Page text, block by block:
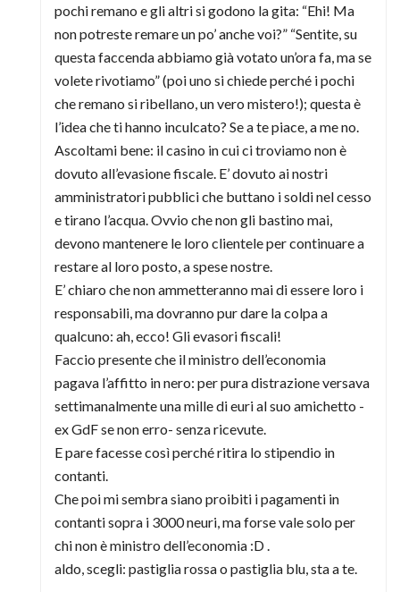
pochi remano e gli altri si godono la gita: “Ehi! Ma
non potreste remare un po’ anche voi?” “Sentite, su
questa faccenda abbiamo già votato un’ora fa, ma se
volete rivotiamo” (poi uno si chiede perché i pochi
che remano si ribellano, un vero mistero!); questa è
l’idea che ti hanno inculcato? Se a te piace, a me no.
Ascoltami bene: il casino in cui ci troviamo non è
dovuto all’evasione fiscale. E’ dovuto ai nostri
amministratori pubblici che buttano i soldi nel cesso
e tirano l’acqua. Ovvio che non gli bastino mai,
devono mantenere le loro clientele per continuare a
restare al loro posto, a spese nostre.
E’ chiaro che non ammetteranno mai di essere loro i
responsabili, ma dovranno pur dare la colpa a
qualcuno: ah, ecco! Gli evasori fiscali!
Faccio presente che il ministro dell’economia
pagava l’affitto in nero: per pura distrazione versava
settimanalmente una mille di euri al suo amichetto -
ex GdF se non erro- senza ricevute.
E pare facesse così perché ritira lo stipendio in
contanti.
Che poi mi sembra siano proibiti i pagamenti in
contanti sopra i 3000 neuri, ma forse vale solo per
chi non è ministro dell’economia :D .
aldo, scegli: pastiglia rossa o pastiglia blu, sta a te.